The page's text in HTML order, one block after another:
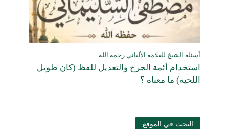
أسئلة الشيخ للعلامة الألباني رحمه الله
استخدام أئمة الجرح والتعديل للفظ (كان طويل
اللحية) ما معناه ؟
البحث في الموقع